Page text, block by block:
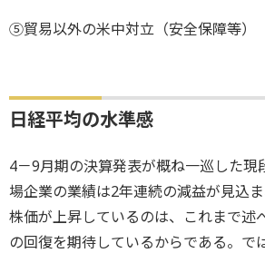
⑤貿易以外の米中対立（安全保障等）
日経平均の水準感
4－9月期の決算発表が概ね一巡した現
場企業の業績は2年連続の減益が見込
株価が上昇しているのは、これまで述
の回復を期待しているからである。で